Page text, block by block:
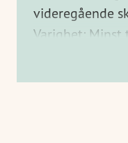
videregående
Varighet: Minst
skolens
Steg 2: Kjør